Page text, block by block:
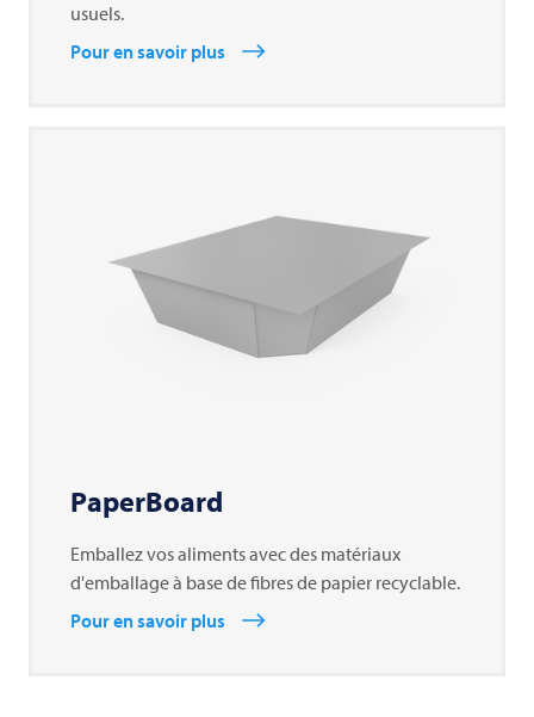
usuels.
Pour en savoir plus
PaperBoard
Emballez vos aliments avec des matériaux
d'emballage à base de fibres de papier recyclable.
Pour en savoir plus